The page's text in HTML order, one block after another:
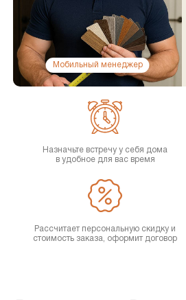
Мобильный менеджер
Назначьте встречу у себя дома
в удобное для вас время
Рассчитает персональную скидку и
стоимость заказа, оформит договор